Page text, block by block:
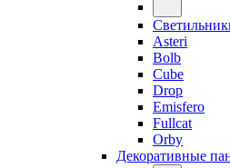
Asteri
Bolb
Cube
Drop
Emisfero
Fullcat
Orby
Декоративные